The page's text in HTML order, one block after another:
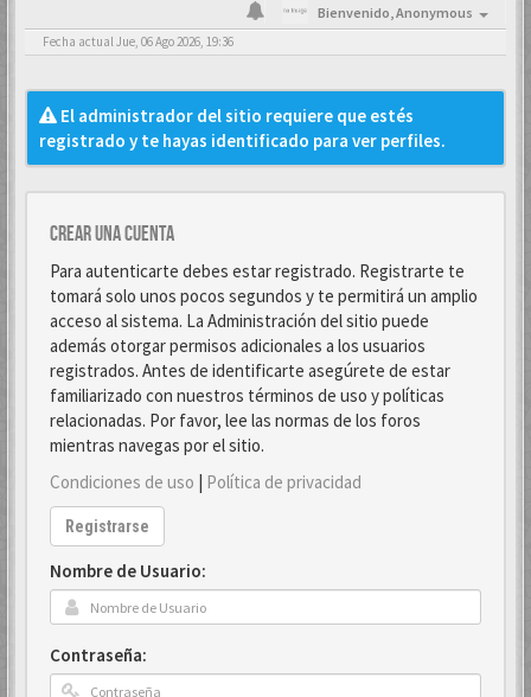
Bienvenido,Anonymous
Fecha actual Jue, 06 Ago 2026, 19:36
El administrador del sitio requiere que estés
registrado y te hayas identificado para ver perfiles.
Crear una cuenta
Para autenticarte debes estar registrado. Registrarte te
tomará solo unos pocos segundos y te permitirá un amplio
acceso al sistema. La Administración del sitio puede
además otorgar permisos adicionales a los usuarios
registrados. Antes de identificarte asegúrete de estar
familiarizado con nuestros términos de uso y políticas
relacionadas. Por favor, lee las normas de los foros
mientras navegas por el sitio.
Condiciones de uso | Política de privacidad
Registrarse
Nombre de Usuario:
Contraseña: